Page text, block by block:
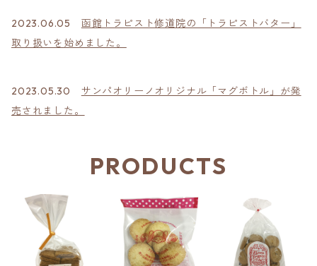
2023.06.05 函館トラピスト修道院の「トラピストバター」
取り扱いを始めました。
2023.05.30 サンパオリーノオリジナル「マグボトル」が発
売されました。
PRODUCTS